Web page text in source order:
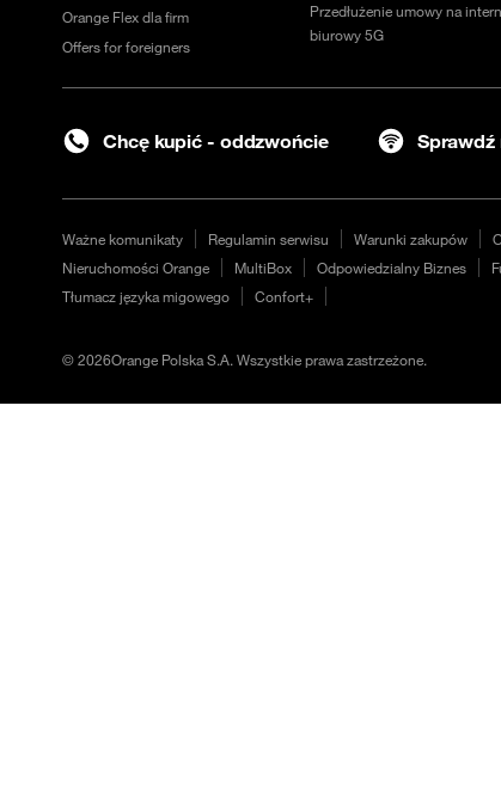
Orange Flex dla firm
Offers for foreigners
Przedłużenie umowy na
biurowy 5G
Chcę kupić - oddzwońcie Sprawdź
Ważne komunikaty Regulamin serwisu Warunki zakupów
Nieruchomości Orange
MultiBox Odpowiedzialny Biznes
Tłumacz języka migowego
Confort+
©2026Orange Polska S.A. Wszystkie prawa zastrzeżone.